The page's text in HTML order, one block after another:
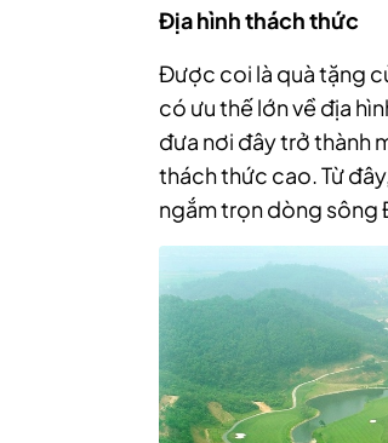
Địa hình thách thức
Được coi là quà tặng
có ưu thế lớn về địa
đưa nơi đây trở thành
thách thức cao. Từ
ngắm trọn dòng sông